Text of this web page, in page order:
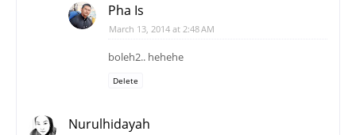
Pha Is
March 13, 2014 at 2:48 AM
boleh2.. hehehe
Delete
Nurulhidayah